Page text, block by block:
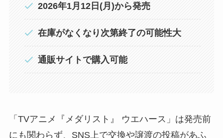
2026年1月12日(月)から発売
在庫がなくなり次第終了の可能性大
通販サイトで購入可能
「TVアニメ『メダリスト』 ウエハース」は発売前
にも関わらず、SNS上で交換や譲渡の投稿があふ